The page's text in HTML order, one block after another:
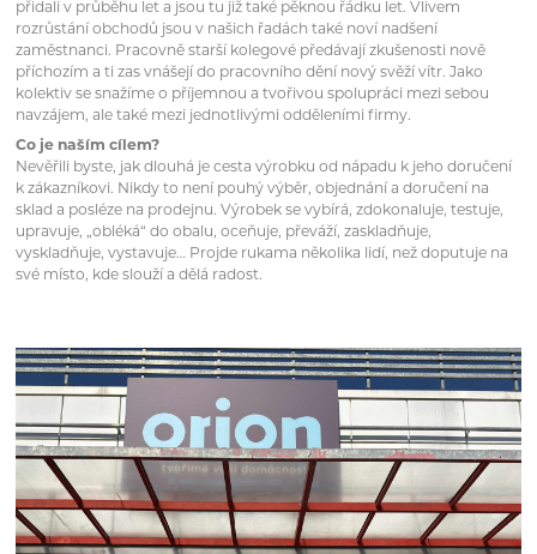
přidali v průběhu let a jsou tu již také pěknou řádku let. Vlivem
rozrůstání obchodů jsou v našich řadách také noví nadšení
zaměstnanci. Pracovně starší kolegové předávají zkušenosti nově
příchozím a ti zas vnášejí do pracovního dění nový svěží vítr. Jako
kolektiv se snažíme o příjemnou a tvořivou spolupráci mezi sebou
navzájem, ale také mezi jednotlivými odděleními firmy.
Co je naším cílem?
Nevěřili byste, jak dlouhá je cesta výrobku od nápadu k jeho doručení
k zákazníkovi. Nikdy to není pouhý výběr, objednání a doručení na
sklad a posléze na prodejnu. Výrobek se vybírá, zdokonaluje, testuje,
upravuje, „obléká“ do obalu, oceňuje, převáží, zaskladňuje,
vyskladňuje, vystavuje… Projde rukama několika lidí, než doputuje na
své místo, kde slouží a dělá radost.